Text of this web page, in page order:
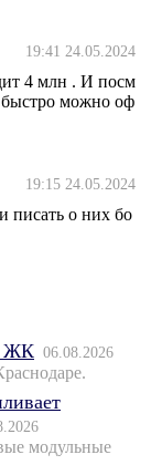
19:41 24.05.2024
4 млн . И посм
быстро можно оф
19:15 24.05.2024
писать о них бо
ЖК 06.08.2026
модульные